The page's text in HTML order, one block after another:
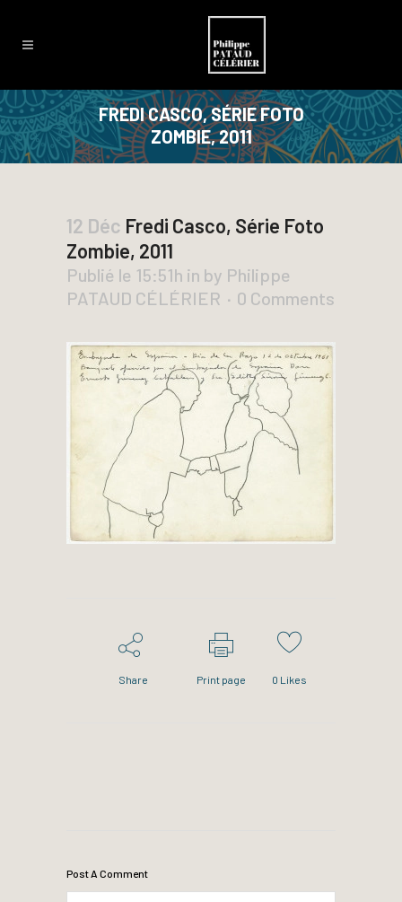
FREDI CASCO, SÉRIE FOTO
ZOMBIE, 2011
12 Déc Fredi Casco, Série Foto
Zombie, 2011
Publié le 15:51h in by Philippe
PATAUD CÉLÉRIER
0 Comments
Share Print page 0 Likes
Post A Comment